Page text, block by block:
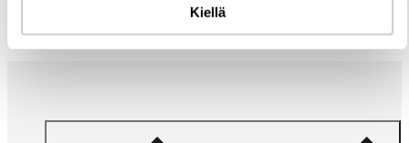
Kiellä